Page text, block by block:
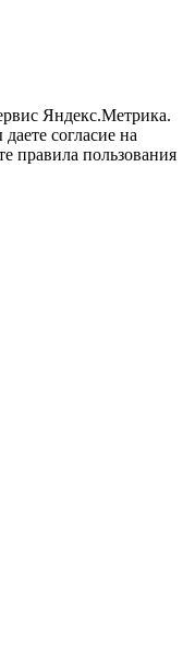
Яндекс.Метрика.
согласие на
правила пользования